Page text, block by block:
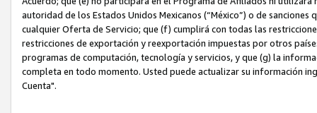
autoridad de los Estados Unidos Mexicanos (“México”) o de
cualquier Oferta de Servicio; que (f) cumplirá con todas las
restricciones de exportación y reexportación impuestas por otros
programas de computación, tecnología y servicios, y que (g) la
completa en todo momento. Usted puede actualizar su información
Cuenta".